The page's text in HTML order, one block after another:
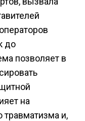
до
позволяет в
на
травматизма и,